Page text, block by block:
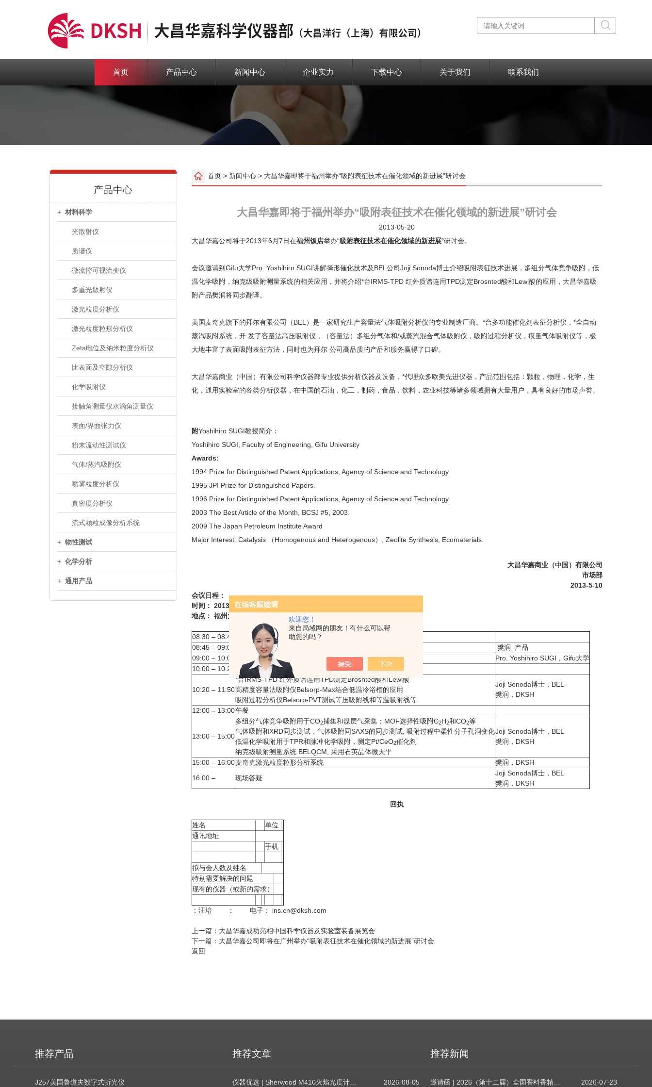
欢迎您！
来自局域网的朋友！有什么可以帮
助您的吗？
首页 产品中心 新闻中心 企业实力 下载中心 关于我们 联系我们
产品中心
+ 材料科学
光散射仪
质谱仪
微流控可视流变仪
多重光散射仪
激光粒度分析仪
激光粒度粒形分析仪
Zeta电位及纳米粒度分析仪
比表面及空隙分析仪
化学吸附仪
接触角测量仪水滴角测量仪
表面/界面张力仪
粉末流动性测试仪
气体/蒸汽吸附仪
喷雾粒度分析仪
真密度分析仪
流式颗粒成像分析系统
+ 物性测试
+ 化学分析
+ 通用产品
首页> 新闻中心> 大昌华嘉即将于福州举办“吸附表征技术在催化领域的新进展”研讨会
大昌华嘉即将于福州举办“吸附表征技术在催化领域的新进展”研讨会
2013-05-20
大昌华嘉公司将于2013年6月7日在福州饭店举办“吸附表征技术在催化领域的新进展”研讨会。
会议邀请到Gifu大学Pro. Yoshihiro SUGI讲解择形催化技术及BEL公司Joji Sonoda博士介绍吸附表征技术进展，多组分气体竞争吸附，低
温化学吸附，纳克级吸附测量系统的相关应用，并将介绍*台IRMS-TPD 红外质谱连用TPD测定Brosnted酸和Lewi酸的应用，大昌华嘉吸
附产品樊润将同步翻译。
美国麦奇克旗下的拜尔有限公司（BEL）是一家研究生产容量法气体吸附分析仪的专业制造厂商。*台多功能催化剂表征分析仪，*全自动
蒸汽吸附系统，开 发了容量法高压吸附仪，（容量法）多组分气体和/或蒸汽混合气体吸附仪，吸附过程分析仪，痕量气体吸附仪等，极
大地丰富了表面吸附表征方法，同时也为拜尔 公司高品质的产品和服务赢得了口碑。
大昌华嘉商业（中国）有限公司科学仪器部专业提供分析仪器及设备，*代理众多欧美先进仪器，产品范围包括：颗粒，物理，化学，生
化，通用实验室的各类分析仪器，在中国的石油，化工，制药，食品，饮料，农业科技等诸多领域拥有大量用户，具有良好的市场声誉。
附Yoshihiro SUGI教授简介：
Yoshihiro SUGI, Faculty of Engineering, Gifu University
Awards:
1994 Prize for Distinguished Patent Applications, Agency of Science and Technology
1995 JPI Prize for Distinguished Papers.
1996 Prize for Distinguished Patent Applications, Agency of Science and Technology
2003 The Best Article of the Month, BCSJ #5, 2003.
2009 The Japan Petroleum Institute Award
Major Interest: Catalysis （Homogenous and Heterogenous）, Zeolite Synthesis, Ecomaterials.
大昌华嘉商业（中国）有限公司
市场部
2013-5-10
会议日程：
时间： 2013 年6月7日上午9:00-17:00
地点： 福州大饭店 左海园
08:30 – 08:45
08:45 – 09:00
大昌华嘉商业（中国）有限公司致辞
樊润 产品
09:00 – 10:00
Zeolite: Shape-selective catalysis in confined channels
Pro. Yoshihiro SUGI，Gifu大学
10:00 – 10:20
茶歇
10:20 – 11:50
*台IRMS-TPD 红外质谱连用TPD测定Brosnted酸和Lewi酸
高精度容量法吸附仪Belsorp-Max结合低温冷浴槽的应用
吸附过程分析仪Belsorp-PVT测试等压吸附线和等温吸附线等
Joji Sonoda博士，BEL
樊润，DKSH
12:00 – 13:00午餐
13:00 – 15:00
多组分气体竞争吸附用于CO2捕集和煤层气采集；MOF选择性吸附C2H2和CO2等
气体吸附和XRD同步测试，气体吸附同SAXS的同步测试, 吸附过程中柔性分子孔洞变化
低温化学吸附用于TPR和脉冲化学吸附，测定Pt/CeO2催化剂
纳克级吸附测量系统 BELQCM, 采用石英晶体微天平
Joji Sonoda博士，BEL
樊润，DKSH
15:00 – 16:00麦奇克激光粒度粒形分析系统
樊润，DKSH
16:00 –
现场答疑
Joji Sonoda博士，BEL
樊润，DKSH
回执
姓名
单位
通讯地址
手机
拟与会人数及姓名
特别需要解决的问题
现有的仪器（或新的需求）
：汪培 ： 电子： ins.cn@dksh.com
上一篇： 大昌华嘉成功亮相中国科学仪器及实验室装备展览会
下一篇： 大昌华嘉公司即将在广州举办“吸附表征技术在催化领域的新进展”研讨会
返回
推荐产品
J257美国鲁道夫数字式折光仪
推荐文章
2026-08-05
推荐新闻
邀请函 | 2026（第十二届）全国香料香精技术交流年会 2026-07-23